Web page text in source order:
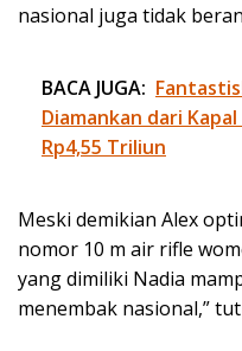
nasional juga tidak
BACA JUGA:
Diamankan dari
Rp4,55 Triliun
Meski demikian Alex
nomor 10 m air rifle
yang dimiliki Nadia
menembak nasional,”